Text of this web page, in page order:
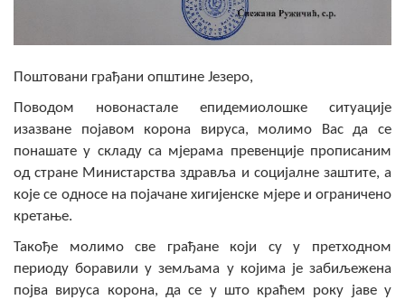
Обавјештења
Заштита од пожара
COVID 19
Геоистраживања
ПРИВРЕДА
Пољопривреда
Поштовани грађани општине Језеро,
Поводом новонастале епидемиолошке ситуације
изазване појавом корона вируса, молимо Вас да се
понашате у складу са мјерама превенције прописаним
од стране Министарства здравља и социјалне заштите, а
које се односе на појачане хигијенске мјере и ограничено
кретање.
Такође молимо све грађане који су у претходном
периоду боравили у земљама у којима је забиљежена
појва вируса корона, да се у што краћем року јаве у